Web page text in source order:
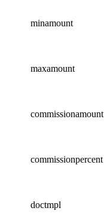
minamount
maxamount
commissionamount
commissionpercent
doctmpl